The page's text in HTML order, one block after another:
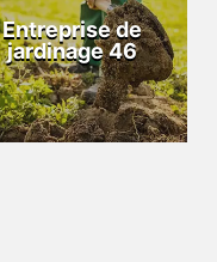
Entreprise de
jardinage 46